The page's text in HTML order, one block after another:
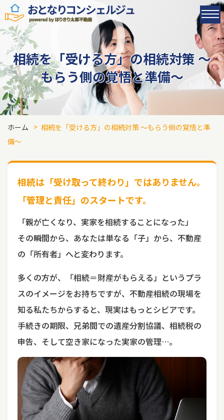
相続を「受ける方」の相続対策 ～
もらう側の覚悟と準備～
ホーム
相続を「受ける方」の相続対策 ～もらう側の覚悟と準
備～
相続は「受け取って終わり」ではありません。
「管理と責任」のスタートです。
「親が亡くなり、実家を相続することになった」
その瞬間から、あなたは単なる「子」から、不動産
の「所有者」へと変わります。
多くの方が、「相続＝財産がもらえる」というプラ
スのイメージをお持ちですが、不動産相続の現場を
知る私たちからすると、現実はもっとシビアです。
手続きの期限、兄弟間での遺産分割協議、相続税の
申告、そして空き家になった実家の管理…。